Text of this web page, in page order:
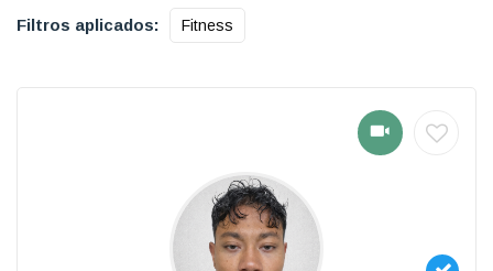
Filtros aplicados: Fitness